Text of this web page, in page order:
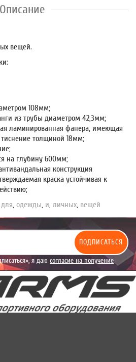
Описание
вещей.
108мм;
из трубы диаметром 42,3мм;
ламинированная фанера, имеющая
толщиной 18мм;
на глубину 600мм;
конструкция
краска устойчивая к
для, одежды, и, личных, вещей
ПОДПИСАТЬСЯ
я даю согласие на получение
рекламного характера.